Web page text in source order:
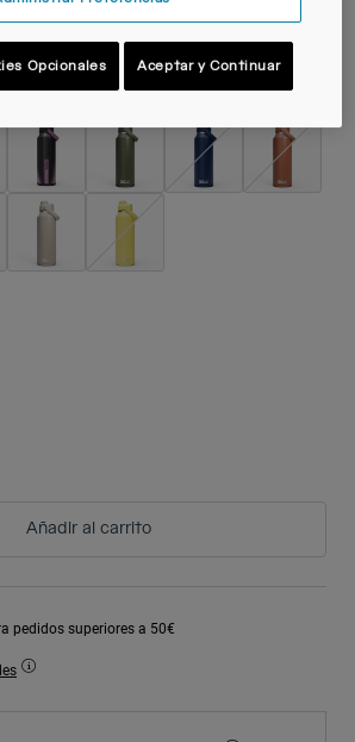
Añadir al carrito
pedidos superiores a 50€
Opcionales Aceptar y Continuar